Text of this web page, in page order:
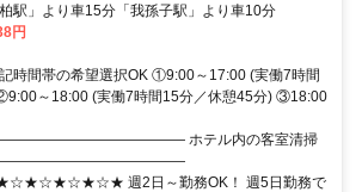
駅」より車15分「我孫子駅」より車10分
円
時間帯の希望選択OK ①9:00～17:00 (実働7時間
～18:00 (実働7時間15分／休憩45分) ③18:00
ホテル内の客室清掃
週2日～勤務OK！ 週5日勤務で